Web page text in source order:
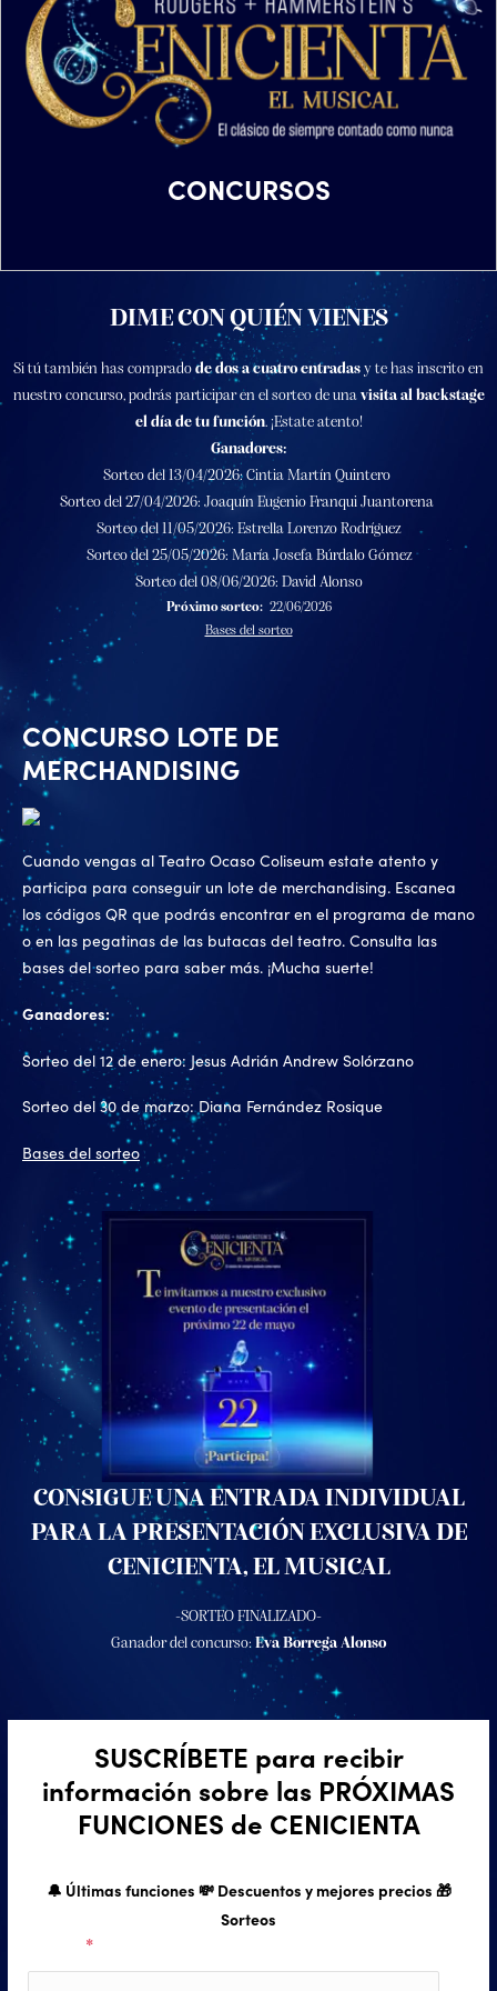
CONCURSOS
DIME CON QUIÉN VIENES
Si tú también has comprado de dos a cuatro entradas y te has inscrito en
nuestro concurso, podrás participar en el sorteo de una visita al backstage
el día de tu función. ¡Estate atento!
Ganadores:
Sorteo del 13/04/2026: Cintia Martín Quintero
Sorteo del 27/04/2026: Joaquín Eugenio Franqui Juantorena
Sorteo del 11/05/2026: Estrella Lorenzo Rodríguez
Sorteo del 25/05/2026: María Josefa Búrdalo Gómez
Sorteo del 08/06/2026: David Alonso
Próximo sorteo:22/06/2026
Bases del sorteo
Cuando vengas al Teatro Ocaso Coliseum estate atento y
participa para conseguir un lote de merchandising. Escanea
los códigos QR que podrás encontrar en el programa de mano
o en las pegatinas de las butacas del teatro. Consulta las
bases del sorteo para saber más. ¡Mucha suerte!
Ganadores:
Sorteo del 12 de enero: Jesus Adrián Andrew Solórzano
Sorteo del 30 de marzo: Diana Fernández Rosique
Bases del sorteo
CONCURSO LOTE DE
MERCHANDISING
CONSIGUE UNA ENTRADA INDIVIDUAL
PARA LA PRESENTACIÓN EXCLUSIVA DE
CENICIENTA, EL MUSICAL
-SORTEO FINALIZADO-
Ganador del concurso: Eva Borrega Alonso
SUSCRÍBETE para recibir
información sobre las PRÓXIMAS
FUNCIONES de CENICIENTA
🔔 Últimas funciones 💸 Descuentos y mejores precios 🎁
Sorteos
*